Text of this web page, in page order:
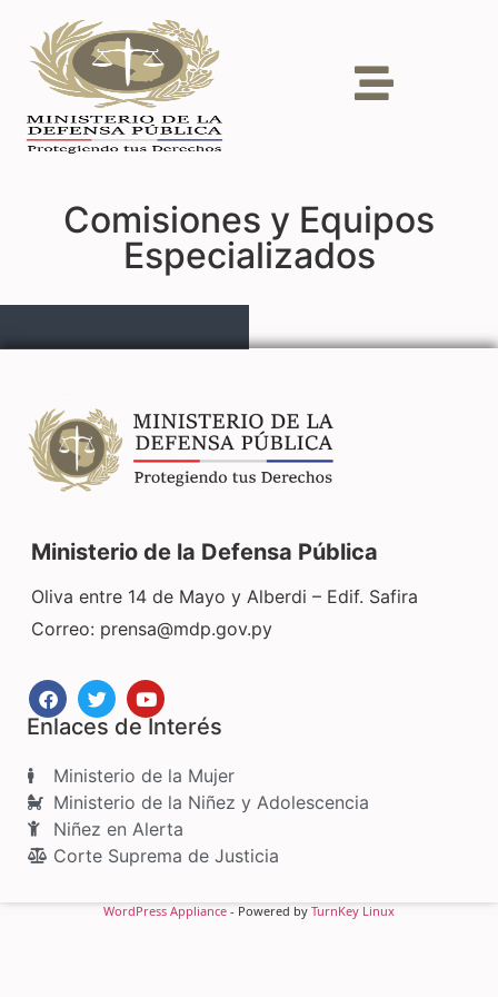
Comisiones y Equipos
Especializados
Ministerio de la Defensa Pública
Oliva entre 14 de Mayo y Alberdi – Edif. Safira
Correo: prensa@mdp.gov.py
Enlaces de Interés
Ministerio de la Mujer
Ministerio de la Niñez y Adolescencia
Niñez en Alerta
Corte Suprema de Justicia
WordPress Appliance - Powered by TurnKey Linux